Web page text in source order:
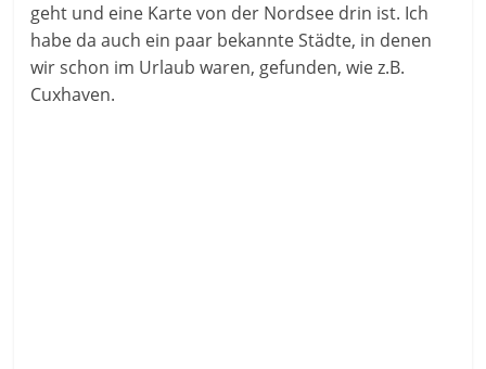
geht und eine Karte von der Nordsee drin ist. Ich
habe da auch ein paar bekannte Städte, in denen
wir schon im Urlaub waren, gefunden, wie z.B.
Cuxhaven.